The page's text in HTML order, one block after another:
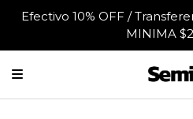
Efectivo 10% OFF /
MINIMA